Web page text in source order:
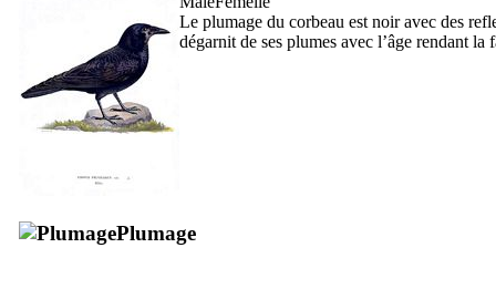
Le plumage du corbeau est noir avec des
dégarnit de ses plumes avec l’âge rendant la
Plumage